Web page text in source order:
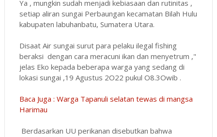
Ya , mungkin sudah menjadi kebiasaan dan rutinitas ,
setiap aliran sungai Perbaungan kecamatan Bilah Hulu
kabupaten labuhanbatu, Sumatera Utara.
Disaat Air sungai surut para pelaku ilegal fishing
beraksi dengan cara meracuni ikan dan menyetrum ,"
jelas Eko kepada beberapa warga yang sedang di
lokasi sungai ,19 Agustus 2O22 pukul O8.3Owib .
Baca Juga : Warga Tapanuli selatan tewas di mangsa
Harimau
Berdasarkan UU perikanan disebutkan bahwa